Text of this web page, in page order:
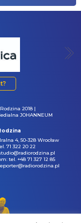
2018 |
JOHANNEUM
4, 50-328 Wrocław
71 322 20 22
tel. +48 71 327 12 85